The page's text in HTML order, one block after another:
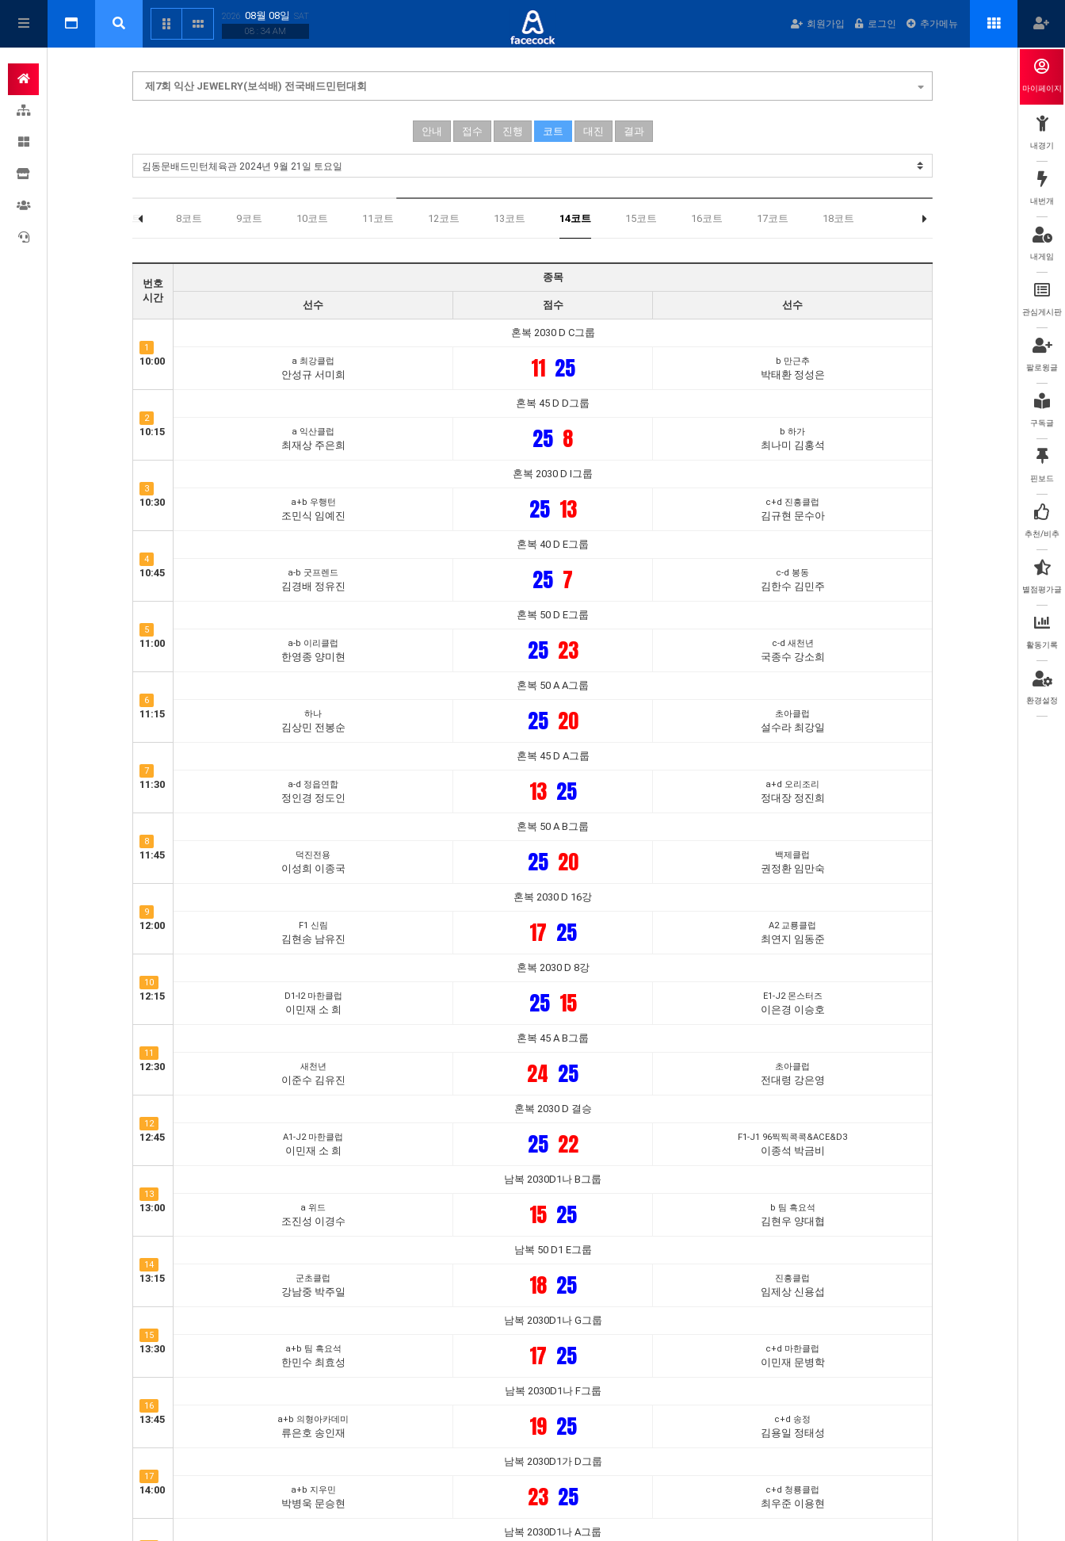
2026 08월 08일 SAT
08 : 34 AM
회원가입 로그인 추가메뉴
제7회 익산 JEWELRY(보석배) 전국배드민턴대회
안내 접수 진행 코트 대진 결과
7코트 8코트 9코트 10코트 11코트 12코트 13코트 14코트 15코트 16코트 17코트 18코트
번호
시간
종목
선수 점수 선수
1
10:00
혼복 2030 D C그룹
a 최강클럽
안성규 서미희 11 25 b 만근추
박태환 정성은
2
10:15
혼복 45 D D그룹
a 익산클럽
최재상 주은희 25 8 b 하가
최나미 김홍석
3
10:30
혼복 2030 D I그룹
a+b 우행턴
조민식 임예진 25 13 c+d 진흥클럽
김규현 문수아
4
10:45
혼복 40 D E그룹
a-b 굿프렌드
김경배 정유진 25 7 c-d 봉동
김한수 김민주
5
11:00
혼복 50 D E그룹
a-b 이리클럽
한영종 양미현 25 23 c-d 새천년
국종수 강소희
6
11:15
혼복 50 A A그룹
하나
김상민 전봉순 25 20 초아클럽
설수라 최강일
7
11:30
혼복 45 D A그룹
a-d 정읍연합
정인경 정도인 13 25 a+d 오리조리
정대장 정진희
8
11:45
혼복 50 A B그룹
덕진전용
이성희 이종국 25 20 백제클럽
권정환 임만숙
9
12:00
혼복 2030 D 16강
F1 신림
김현송 남유진 17 25 A2 교룡클럽
최연지 임동준
10
12:15
혼복 2030 D 8강
D1-I2 마한클럽
이민재 소 희 25 15 E1-J2 몬스터즈
이은경 이승호
11
12:30
혼복 45 A B그룹
새천년
이준수 김유진 24 25 초아클럽
전대령 강은영
12
12:45
혼복 2030 D 결승
A1-J2 마한클럽
이민재 소 희 25 22 F1-J1 96찍찍콕콕&ACE&D3
이종석 박금비
13
13:00
남복 2030D1나 B그룹
a 위드
조진성 이경수 15 25 b 팀 흑요석
김현우 양대협
14
13:15
남복 50 D1 E그룹
군초클럽
강남중 박주일 18 25 진흥클럽
임제상 신용섭
15
13:30
남복 2030D1나 G그룹
a+b 팀 흑요석
한민수 최효성 17 25 c+d 마한클럽
이민재 문병학
16
13:45
남복 2030D1나 F그룹
a+b 의형아카데미
류은호 송인재 19 25 c+d 송정
김용일 정태성
17
14:00
남복 2030D1가 D그룹
a+b 지우민
박병욱 문승현 23 25 c+d 청룡클럽
최우준 이용현
남복 2030D1나 A그룹
마이페이지
내경기
내번개
내게임
관심게시판
팔로윙글
구독글
핀보드
추천/비추
별점평가글
활동기록
환경설정